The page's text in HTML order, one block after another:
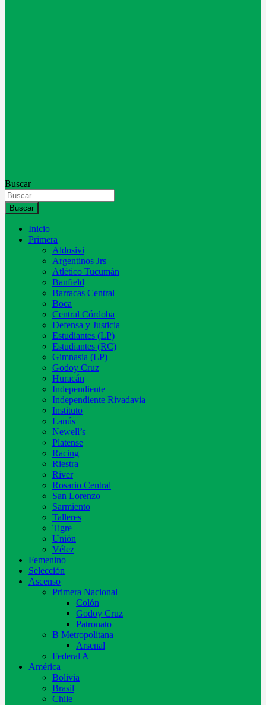
Buscar
Buscar
Inicio
Primera
Aldosivi
Argentinos Jrs
Atlético Tucumán
Banfield
Barracas Central
Boca
Central Córdoba
Defensa y Justicia
Estudiantes (LP)
Estudiantes (RC)
Gimnasia (LP)
Godoy Cruz
Huracán
Independiente
Independiente Rivadavia
Instituto
Lanús
Newell’s
Platense
Racing
Riestra
River
Rosario Central
San Lorenzo
Sarmiento
Talleres
Tigre
Unión
Vélez
Femenino
Selección
Ascenso
Primera Nacional
Colón
Godoy Cruz
Patronato
B Metropolitana
Arsenal
Federal A
América
Bolivia
Brasil
Chile